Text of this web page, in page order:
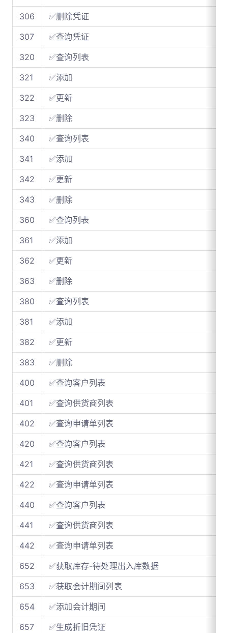
306
✅删除凭证
307
✅查询凭证
320
✅查询列表
321
✅添加
322
✅更新
323
✅删除
340
✅查询列表
341
✅添加
342
✅更新
343
✅删除
360
✅查询列表
361
✅添加
362
✅更新
363
✅删除
380
✅查询列表
381
✅添加
382
✅更新
383
✅删除
400
✅查询客户列表
401
✅查询供货商列表
402
✅查询申请单列表
420
✅查询客户列表
421
✅查询供货商列表
422
✅查询申请单列表
440
✅查询客户列表
441
✅查询供货商列表
442
✅查询申请单列表
652
✅获取库存-待处理出入库数据
653
✅获取会计期间列表
654
✅添加会计期间
657
✅生成折旧凭证